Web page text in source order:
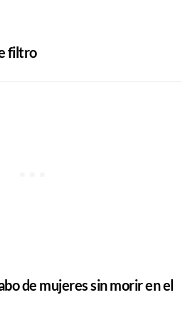
filtro
de mujeres sin morir en el